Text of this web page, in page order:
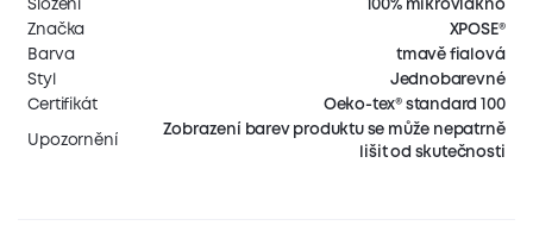
Složení
100% mikrovlákno
Značka
XPOSE®
Barva
tmavě fialová
Styl
Jednobarevné
Certifikát
Oeko-tex® standard 100
Upozornění
Zobrazení barev produktu se může nepatrně
lišit od skutečnosti